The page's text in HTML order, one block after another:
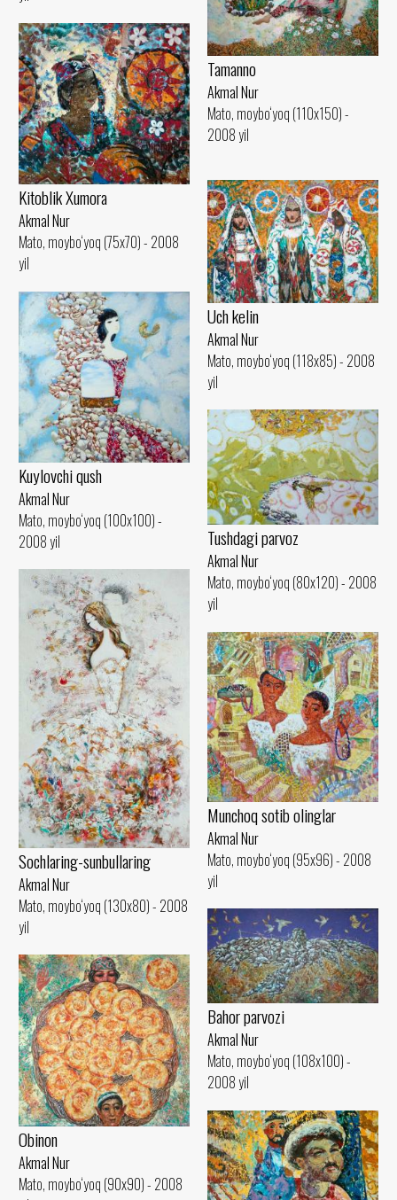
Tamanno
Akmal Nur
Mato, moybo‘yoq (110x150) -
2008 yil
Kitoblik Xumora
Akmal Nur
Mato, moybo‘yoq (75x70) - 2008
yil
Uch kelin
Akmal Nur
Mato, moybo‘yoq (118x85) - 2008
yil
Kuylovchi qush
Akmal Nur
Mato, moybo‘yoq (100x100) -
2008 yil
Tushdagi parvoz
Akmal Nur
Mato, moybo‘yoq (80x120) - 2008
yil
Sochlaring-sunbullaring
Akmal Nur
Mato, moybo‘yoq (130x80) - 2008
yil
Munchoq sotib olinglar
Akmal Nur
Mato, moybo‘yoq (95x96) - 2008
yil
Bahor parvozi
Akmal Nur
Mato, moybo‘yoq (108x100) -
2008 yil
Obinon
Akmal Nur
Mato, moybo‘yoq (90x90) - 2008